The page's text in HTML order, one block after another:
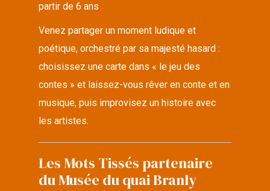
partir de 6 ans
Venez partager un moment ludique et
poétique, orchestré par sa majesté hasard :
choisissez une carte dans « le jeu des
contes » et laissez-vous rêver en conte et en
musique, puis improvisez un histoire avec
les artistes.
Les Mots Tissés partenaire
du Musée du quai Branly